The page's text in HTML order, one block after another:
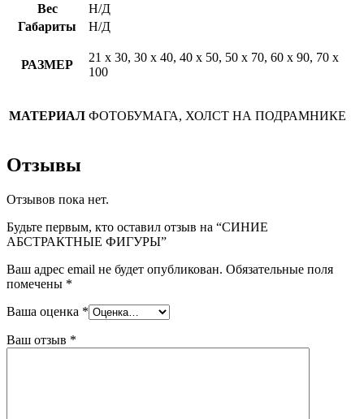
Вес
Н/Д
Габариты
Н/Д
РАЗМЕР
21 х 30, 30 х 40, 40 х 50, 50 х 70, 60 х 90, 70 х
100
МАТЕРИАЛ ФОТОБУМАГА, ХОЛСТ НА ПОДРАМНИКЕ
Отзывы
Отзывов пока нет.
Будьте первым, кто оставил отзыв на “СИНИЕ
АБСТРАКТНЫЕ ФИГУРЫ”
Ваш адрес email не будет опубликован. Обязательные поля
помечены *
Ваша оценка *
Ваш отзыв *